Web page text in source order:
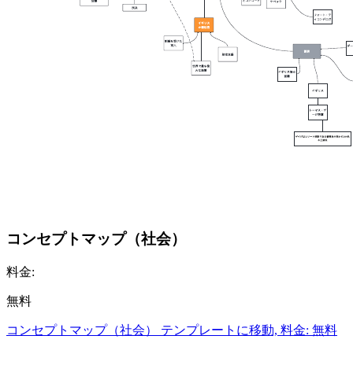
コンセプトマップ（社会）
料金:
無料
コンセプトマップ（社会） テンプレートに移動, 料金: 無料